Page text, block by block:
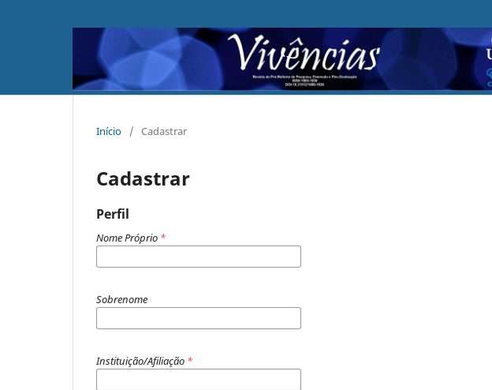
Início / Cadastrar
Cadastrar
Perfil
Nome Próprio *
Sobrenome
Instituição/Afiliação *